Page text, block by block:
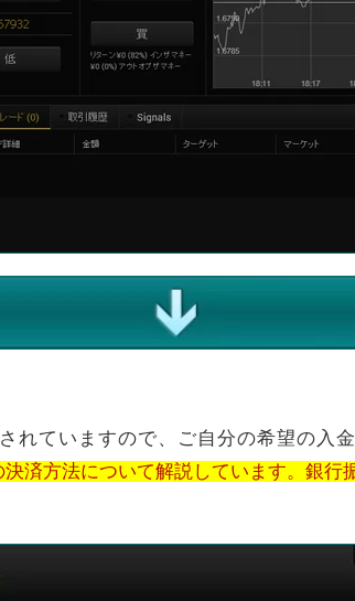
れていますので、ご自分の希望の入金
済方法について解説しています。銀行